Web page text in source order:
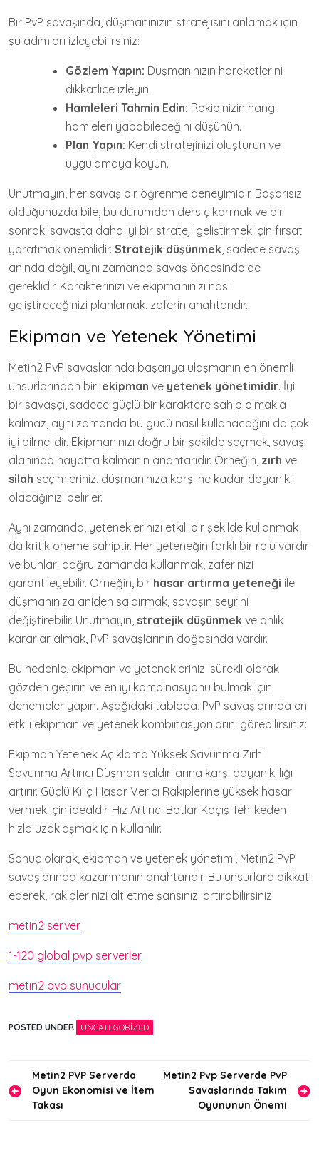
Bir PvP savaşında, düşmanınızın stratejisini anlamak için
şu adımları izleyebilirsiniz:
Gözlem Yapın: Düşmanınızın hareketlerini
dikkatlice izleyin.
Hamleleri Tahmin Edin: Rakibinizin hangi
hamleleri yapabileceğini düşünün.
Plan Yapın: Kendi stratejinizi oluşturun ve
uygulamaya koyun.
Unutmayın, her savaş bir öğrenme deneyimidir. Başarısız
olduğunuzda bile, bu durumdan ders çıkarmak ve bir
sonraki savaşta daha iyi bir strateji geliştirmek için fırsat
yaratmak önemlidir. Stratejik düşünmek, sadece savaş
anında değil, aynı zamanda savaş öncesinde de
gereklidir. Karakterinizi ve ekipmanınızı nasıl
geliştireceğinizi planlamak, zaferin anahtarıdır.
Ekipman ve Yetenek Yönetimi
Metin2 PvP savaşlarında başarıya ulaşmanın en önemli
unsurlarından biri ekipman ve yetenek yönetimidir. İyi
bir savaşçı, sadece güçlü bir karaktere sahip olmakla
kalmaz, aynı zamanda bu gücü nasıl kullanacağını da çok
iyi bilmelidir. Ekipmanınızı doğru bir şekilde seçmek, savaş
alanında hayatta kalmanın anahtarıdır. Örneğin, zırh ve
silah seçimleriniz, düşmanınıza karşı ne kadar dayanıklı
olacağınızı belirler.
Aynı zamanda, yeteneklerinizi etkili bir şekilde kullanmak
da kritik öneme sahiptir. Her yeteneğin farklı bir rolü vardır
ve bunları doğru zamanda kullanmak, zaferinizi
garantileyebilir. Örneğin, bir hasar artırma yeteneği ile
düşmanınıza aniden saldırmak, savaşın seyrini
değiştirebilir. Unutmayın, stratejik düşünmek ve anlık
kararlar almak, PvP savaşlarının doğasında vardır.
Bu nedenle, ekipman ve yeteneklerinizi sürekli olarak
gözden geçirin ve en iyi kombinasyonu bulmak için
denemeler yapın. Aşağıdaki tabloda, PvP savaşlarında en
etkili ekipman ve yetenek kombinasyonlarını görebilirsiniz:
Ekipman Yetenek Açıklama Yüksek Savunma Zırhı
Savunma Artırıcı Düşman saldırılarına karşı dayanıklılığı
artırır. Güçlü Kılıç Hasar Verici Rakiplerine yüksek hasar
vermek için idealdir. Hız Artırıcı Botlar Kaçış Tehlikeden
hızla uzaklaşmak için kullanılır.
Sonuç olarak, ekipman ve yetenek yönetimi, Metin2 PvP
savaşlarında kazanmanın anahtarıdır. Bu unsurlara dikkat
ederek, rakiplerinizi alt etme şansınızı artırabilirsiniz!
metin2 server
1-120 global pvp serverler
metin2 pvp sunucular
POSTED UNDER UNCATEGORIZED
Yazı
gezinmesi
Metin2 PVP Serverda
Oyun Ekonomisi ve İtem
Takası
Metin2 Pvp Serverde PvP
Savaşlarında Takım
Oyununun Önemi